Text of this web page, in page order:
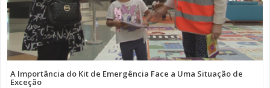
A Importância do Kit de Emergência Face a Uma Situação de
Exceção